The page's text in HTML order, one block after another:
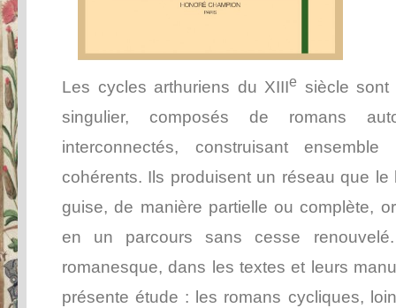
Les cycles arthuriens du XIIIe siècle sont
singulier, composés de romans
interconnectés, construisant
cohérents. Ils produisent un réseau que
guise, de manière partielle ou complète,
en un parcours sans cesse
romanesque, dans les textes et leurs
présente étude : les romans cycliques,